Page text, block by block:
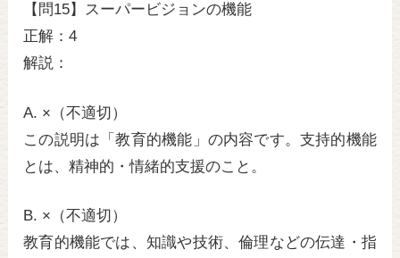
【問15】スーパービジョンの機能
正解：4
解説：
A. ×（不適切）
この説明は「教育的機能」の内容です。支持的機能
とは、精神的・情緒的支援のこと。
B. ×（不適切）
教育的機能では、知識や技術、倫理などの伝達・指